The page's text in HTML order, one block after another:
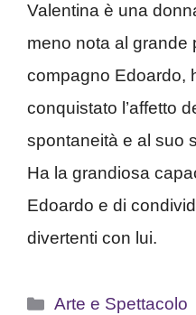
Valentina è una
meno nota al grande
compagno Edoardo,
conquistato l’affetto
spontaneità e al suo
Ha la grandiosa
Edoardo e di
divertenti con lui.
Categorie
Arte e Spettacolo